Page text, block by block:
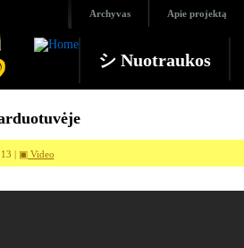
Archyvas Apie projektą
シ Nuotraukos
| ▣ Video